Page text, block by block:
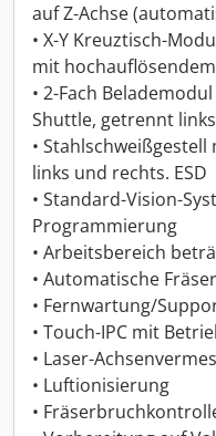
auf Z-Achse
• X-Y Kreuztisch-
mit
• 2-Fach
Shuttle, getrennt
•
links und rechts. ESD
• Standard-Vision-
Programmierung
• Arbeitsbereich
• Automatische
• Fernwartung/
• Touch-IPC mit
• Laser-
• Luftionisierung
•